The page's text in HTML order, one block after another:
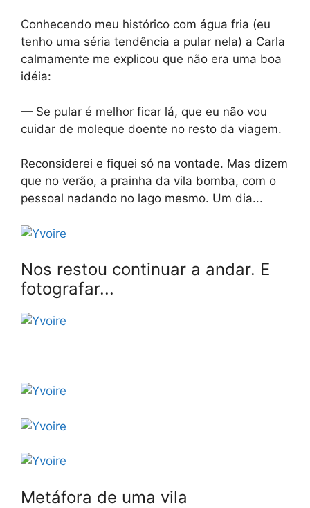
Conhecendo meu histórico com água fria (eu
tenho uma séria tendência a pular nela) a Carla
calmamente me explicou que não era uma boa
idéia:
— Se pular é melhor ficar lá, que eu não vou
cuidar de moleque doente no resto da viagem.
Reconsiderei e fiquei só na vontade. Mas dizem
que no verão, a prainha da vila bomba, com o
pessoal nadando no lago mesmo. Um dia...
Nos restou continuar a andar. E
fotografar...
Metáfora de uma vila